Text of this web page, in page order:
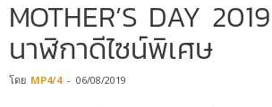
MOTHER’S DAY
นาฬิกาดีไซน์พิเศษ
โดย MP4/4 - 06/08/2019